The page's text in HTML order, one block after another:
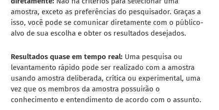
amostra, exceto as preferências do pesquisador. Graças a
isso, você pode se comunicar diretamente com o público-
alvo de sua escolha e obter os resultados desejados.
Resultados quase em tempo real: Uma pesquisa ou
levantamento rápido pode ser realizado com a amostra
usando amostra deliberada, crítica ou experimental, uma
vez que os membros da amostra possuirão o
conhecimento e entendimento de acordo com o assunto.